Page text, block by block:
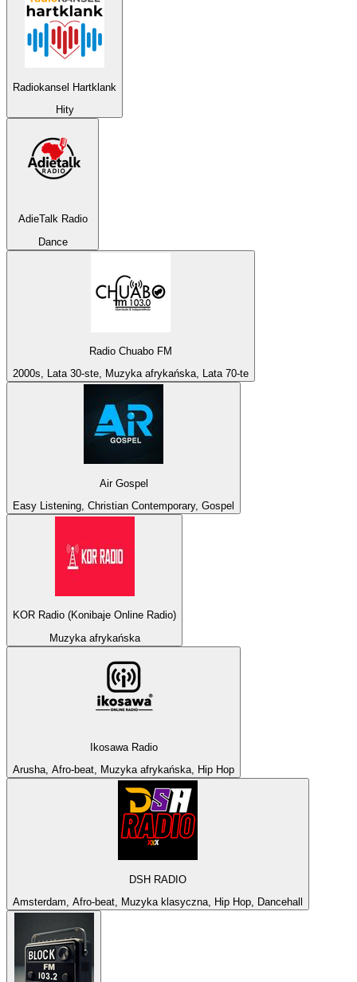
Radiokansel Hartklank
Hity
AdieTalk Radio
Dance
Radio Chuabo FM
2000s, Lata 30-ste, Muzyka afrykańska, Lata 70-te
Air Gospel
Easy Listening, Christian Contemporary, Gospel
KOR Radio (Konibaje Online Radio)
Muzyka afrykańska
Ikosawa Radio
Arusha, Afro-beat, Muzyka afrykańska, Hip Hop
DSH RADIO
Amsterdam, Afro-beat, Muzyka klasyczna, Hip Hop, Dancehall